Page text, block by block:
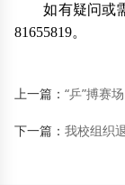
如有疑问或
81655819。
上一篇：“乒”搏赛
下一篇：我校组织